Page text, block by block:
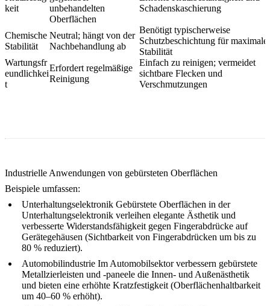
keit
unbehandelten
Oberflächen
Schadenskaschierung
Chemische
Stabilität
Neutral; hängt von der
Nachbehandlung ab
Benötigt typischerweise
Schutzbeschichtung für maximale
Stabilität
Wartungsfr
eundlichkei
t
Erfordert regelmäßige
Reinigung
Einfach zu reinigen; vermeidet
sichtbare Flecken und
Verschmutzungen
Industrielle Anwendungen von gebürsteten Oberflächen
Beispiele umfassen:
Unterhaltungselektronik Gebürstete Oberflächen in der
Unterhaltungselektronik verleihen elegante Ästhetik und
verbesserte Widerstandsfähigkeit gegen Fingerabdrücke auf
Gerätegehäusen (Sichtbarkeit von Fingerabdrücken um bis zu
80 % reduziert).
Automobilindustrie Im Automobilsektorverbessern gebürstete
Metallzierleisten und -paneele die Innen- und Außenästhetik
und bieten eine erhöhte Kratzfestigkeit (Oberflächenhaltbarkeit
um 40–60 % erhöht).